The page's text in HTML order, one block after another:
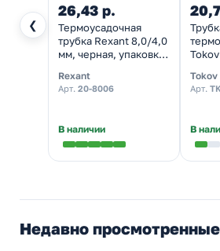
❮
26,43 р.
Термоусадочная
трубка Rexant 8,0/4,0
мм, черная, упаковка
коэффициент усадки
2:1
Rexant
Арт. 20-8006
В наличии
Арт.
В
Недавно